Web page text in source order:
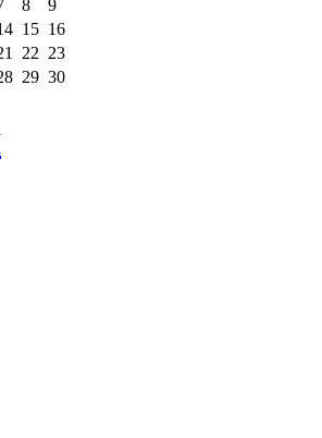
8
9
15 16
22 23
29 30